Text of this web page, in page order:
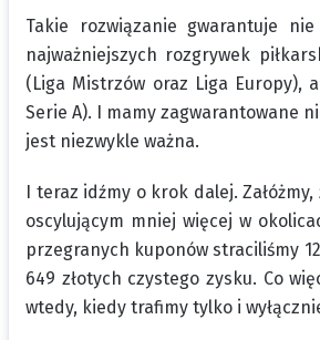
Takie rozwiązanie gwarantuje
najważniejszych rozgrywek
(Liga Mistrzów oraz Liga Europy),
Serie A). I mamy zagwarantowane
jest niezwykle ważna.
I teraz idźmy o krok dalej.
oscylującym mniej więcej w
przegranych kuponów straciliśmy
649 złotych czystego zysku. Co
wtedy, kiedy trafimy tylko i